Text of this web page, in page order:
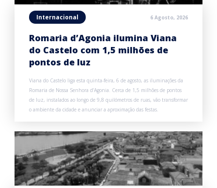
Internacional 6 Agosto, 2026
Romaria d’Agonia ilumina Viana
do Castelo com 1,5 milhões de
pontos de luz
Viana do Castelo liga esta quinta-feira, 6 de agosto, as iluminações da
Romaria de Nossa Senhora d’Agonia. Cerca de 1,5 milhões de pontos
de luz, instalados ao longo de 9,8 quilómetros de ruas, vão transformar
o ambiente da cidade e anunciar a aproximação das festas.